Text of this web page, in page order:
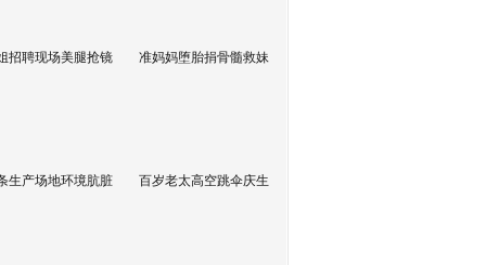
招聘现场美腿抢镜 准妈妈堕胎捐骨髓救妹
生产场地环境肮脏 百岁老太高空跳伞庆生